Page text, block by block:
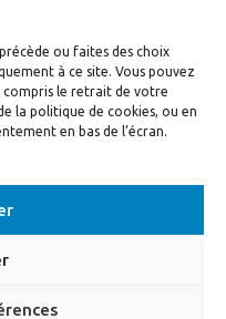
ou faites des choix
à ce site. Vous pouvez
le retrait de votre
la politique de cookies, ou en
en bas de l’écran.